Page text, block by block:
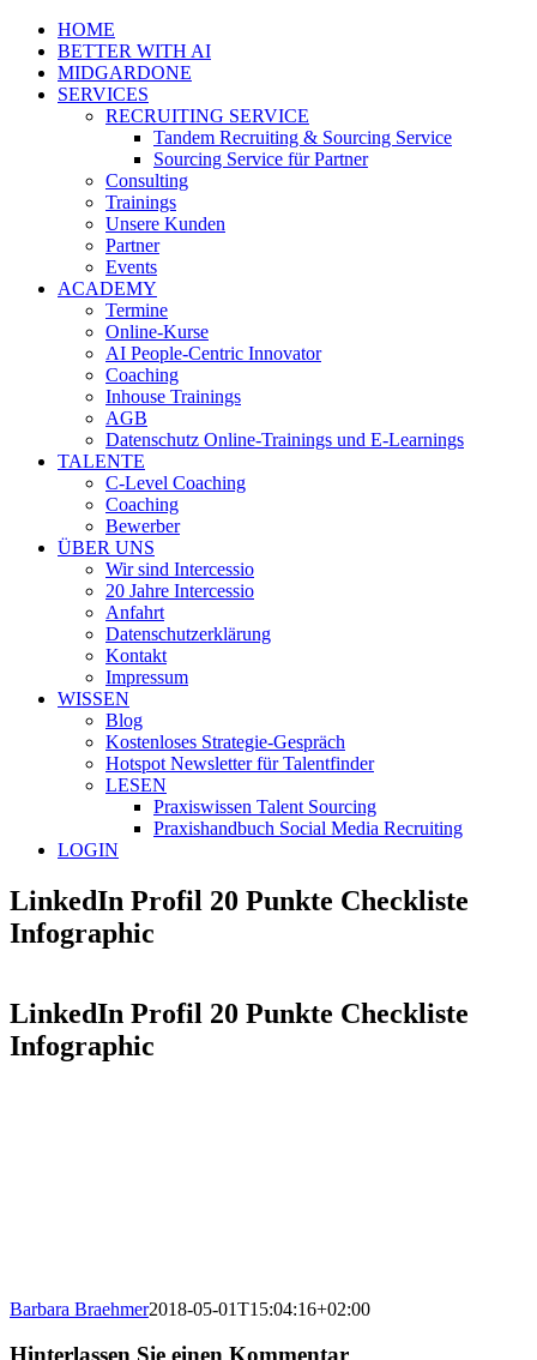
HOME
BETTER WITH AI
MIDGARDONE
SERVICES
RECRUITING SERVICE
Tandem Recruiting & Sourcing Service
Sourcing Service für Partner
Consulting
Trainings
Unsere Kunden
Partner
Events
ACADEMY
Termine
Online-Kurse
AI People-Centric Innovator
Coaching
Inhouse Trainings
AGB
Datenschutz Online-Trainings und E-Learnings
TALENTE
C-Level Coaching
Coaching
Bewerber
ÜBER UNS
Wir sind Intercessio
20 Jahre Intercessio
Anfahrt
Datenschutzerklärung
Kontakt
Impressum
WISSEN
Blog
Kostenloses Strategie-Gespräch
Hotspot Newsletter für Talentfinder
LESEN
Praxiswissen Talent Sourcing
Praxishandbuch Social Media Recruiting
LOGIN
LinkedIn Profil 20 Punkte Checkliste
Infographic
LinkedIn Profil 20 Punkte Checkliste
Infographic
Barbara Braehmer2018-05-01T15:04:16+02:00